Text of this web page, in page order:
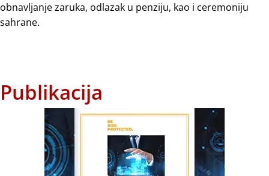
obnavljanje zaruka, odlazak u penziju, kao i ceremoniju
sahrane.
Publikacija